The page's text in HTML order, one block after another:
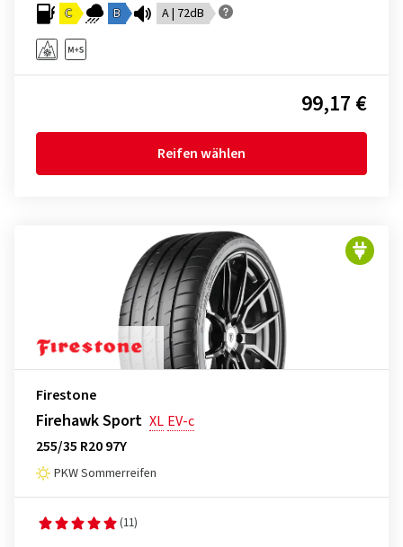
C B A | 72dB
99,17 €
Reifen wählen
Firestone
Firehawk Sport XL EV-c
255/35 R20 97Y
PKW Sommerreifen
(11)